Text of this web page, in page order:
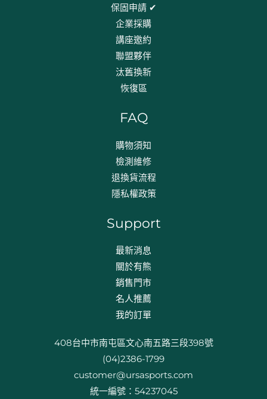
保固申請 ✔
企業採購
講座邀約
聯盟夥伴
汰舊換新
恢復區
FAQ
購物須知
檢測維修
退換貨流程​
隱私權政策
Support
最新消息
關於有熊
銷售門市
名人推薦
我的訂單
408台中市南屯區文心南五路三段398號
(04)2386-1799
customer@ursasports.com
統一編號：54237045